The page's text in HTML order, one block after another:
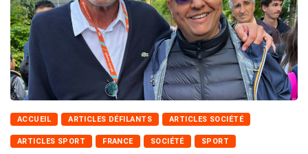
ACCUEIL ARTICLES DÉFILANTS ARTICLES SOCIÉTÉ
ARTICLES SPORT FRANCE SOCIÉTÉ SPORT